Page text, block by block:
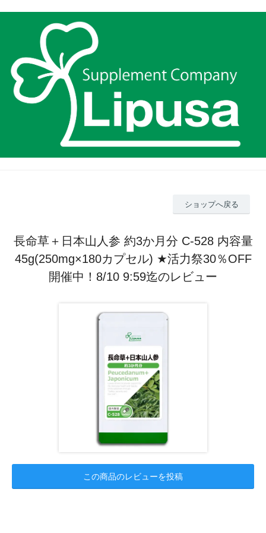
ショップへ戻る
長命草＋日本山人参 約3か月分 C-528 内容量
45g(250mg×180カプセル) ★活力祭30％OFF
開催中！8/10 9:59迄のレビュー
この商品のレビューを投稿